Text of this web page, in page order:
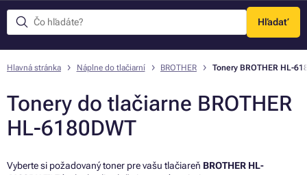
Hľadať
Menu
Hlavná stránka Náplne do tlačiarní BROTHER Tonery BROTHER HL-
Tonery do tlačiarne BROTHER
HL-6180DWT
Vyberte si požadovaný toner pre vašu tlačiareň BROTHER HL-